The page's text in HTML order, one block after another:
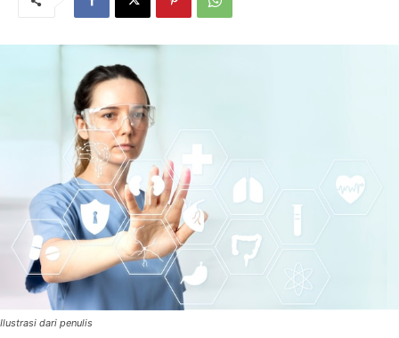
Ilustrasi dari penulis